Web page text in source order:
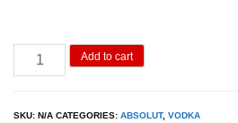
Absolut
Orginal
Add to cart
SKU: N/A CATEGORIES: ABSOLUT, VODKA